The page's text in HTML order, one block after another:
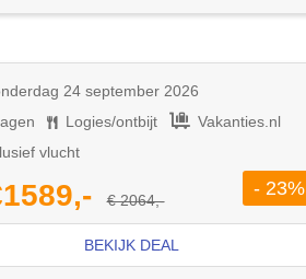
24 september 2026
Logies/ontbijt
Vakanties.nl
vlucht
€ 2064,-
- 23%
BEKIJK DEAL